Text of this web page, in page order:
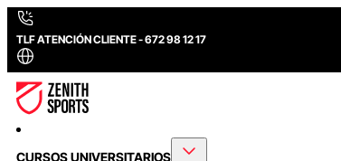
TLF ATENCIÓN CLIENTE - 672 98 12 17
CURSOS UNIVERSITARIOS